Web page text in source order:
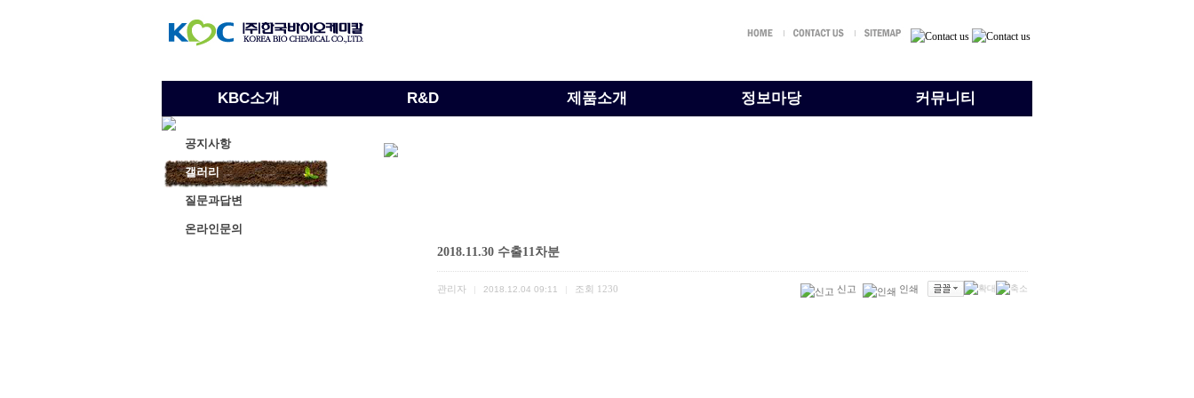
KBC소개 R&D 제품소개 정보마당 커뮤니티
공지사항
갤러리
질문과답변
온라인문의
2018.11.30 수출11차분
관리자 2018.12.04 09:11 조회 1230 신고 인쇄